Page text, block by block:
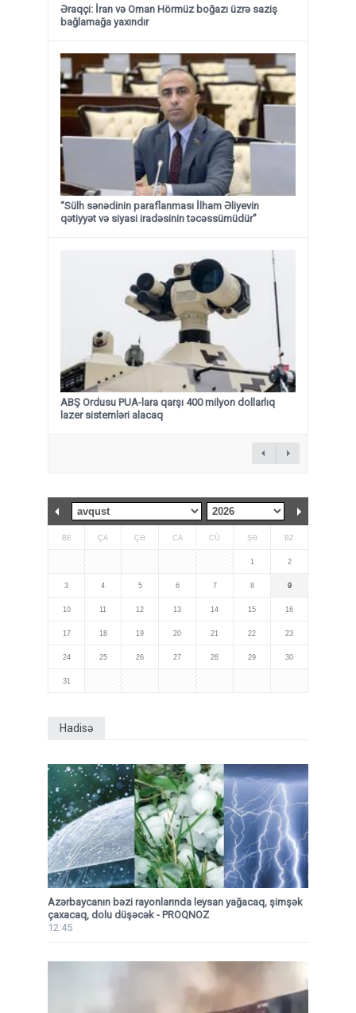
Əraqçi: İran və Oman Hörmüz boğazı üzrə saziş
bağlamağa yaxındır
“Sülh sənədinin paraflanması İlham Əliyevin
qətiyyət və siyasi iradəsinin təcəssümüdür”
ABŞ Ordusu PUA-lara qarşı 400 milyon dollarlıq
lazer sistemləri alacaq
BE ÇA ÇƏ CA CÜ ŞƏ BZ
1 2
3 4 5 6 7 8 9
10 11 12 13 14 15 16
17 18 19 20 21 22 23
24 25 26 27 28 29 30
31
Hadisə
Azərbaycanın bəzi rayonlarında leysan yağacaq, şimşək
çaxacaq, dolu düşəcək - PROQNOZ
12:45